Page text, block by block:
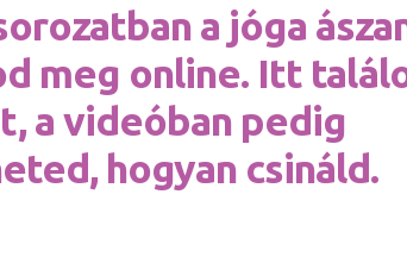
a jóga
meg online. Itt
a videóban pedig
hogyan csináld.